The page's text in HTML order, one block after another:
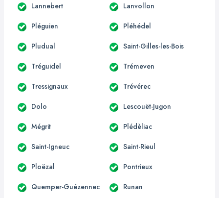
Lannebert Lanvollon
Pléguien Pléhédel
Pludual Saint-Gilles-les-Bois
Tréguidel Trémeven
Tressignaux Trévérec
Dolo Lescouët-Jugon
Mégrit Plédèliac
Saint-Igneuc Saint-Rieul
Ploëzal Pontrieux
Quemper-Guézennec Runan